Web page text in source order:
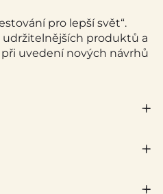
pro lepší svět“.
udržitelnějších produktů a
uvedení nových návrhů